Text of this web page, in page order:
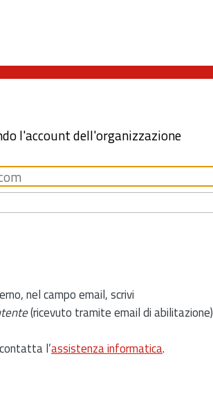
l'account dell'organizzazione
nel campo email, scrivi
(ricevuto tramite email di abilitazione)
l’assistenza informatica.